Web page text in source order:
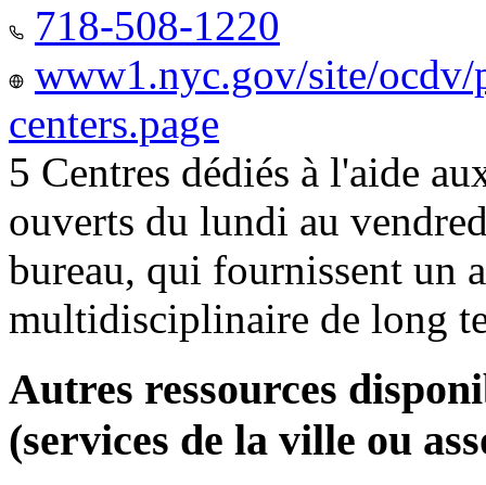
718-508-1220
www1.nyc.gov/site/
centers.page
5 Centres dédiés à l'aide
ouverts du lundi au
bureau, qui fournissent un
multidisciplinaire de long
Autres ressources
(services de la ville ou